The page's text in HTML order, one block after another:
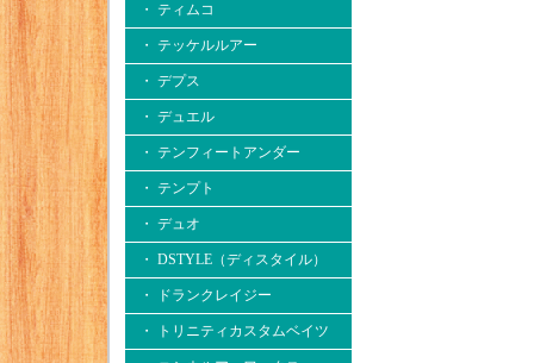
・ ティムコ
・ テッケルルアー
・ デプス
・ デュエル
・ テンフィートアンダー
・ テンプト
・ デュオ
・ DSTYLE（ディスタイル）
・ ドランクレイジー
・ トリニティカスタムベイツ